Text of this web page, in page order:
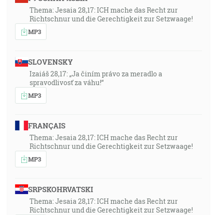
Thema: Jesaia 28,17: ICH mache das Recht zur
Richtschnur und die Gerechtigkeit zur Setzwaage!
MP3
SLOVENSKY
Izaiáš 28,17: „Ja činím právo za meradlo a
spravodlivosť za váhu!“
MP3
FRANÇAIS
Thema: Jesaia 28,17: ICH mache das Recht zur
Richtschnur und die Gerechtigkeit zur Setzwaage!
MP3
SRPSKOHRVATSKI
Thema: Jesaia 28,17: ICH mache das Recht zur
Richtschnur und die Gerechtigkeit zur Setzwaage!